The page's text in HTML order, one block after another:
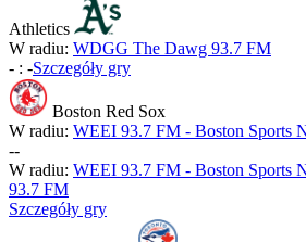
Athletics
W radiu: WDGG The Dawg 93.7 FM
- : -Szczegóły gry
Boston Red Sox
W radiu: WEEI 93.7 FM - Boston Sports
--
W radiu: WEEI 93.7 FM - Boston Sports
93.7 FM
Szczegóły gry